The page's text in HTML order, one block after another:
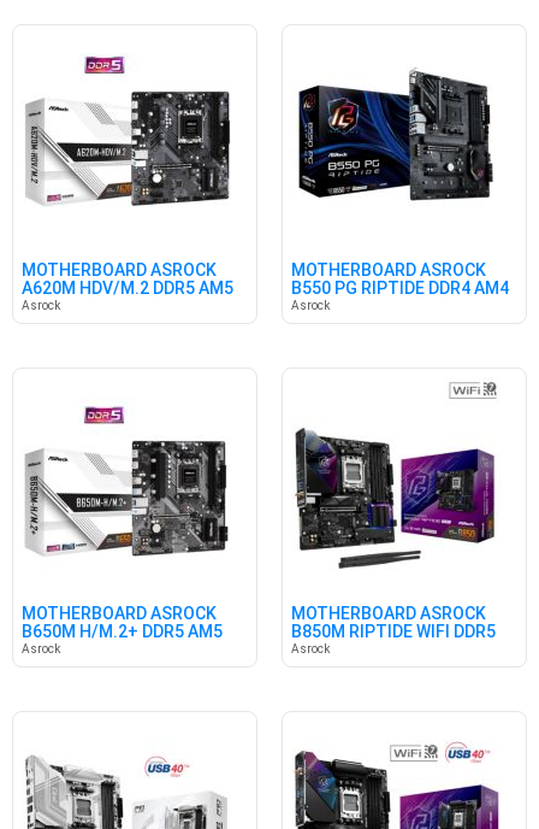
MOTHERBOARD ASROCK
A620M HDV/M.2 DDR5 AM5
Asrock
MOTHERBOARD ASROCK
B550 PG RIPTIDE DDR4 AM4
Asrock
MOTHERBOARD ASROCK
B650M H/M.2+ DDR5 AM5
Asrock
MOTHERBOARD ASROCK
B850M RIPTIDE WIFI DDR5
AM5
Asrock